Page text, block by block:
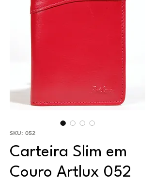
SKU: 052
Carteira Slim em
Couro Artlux 052